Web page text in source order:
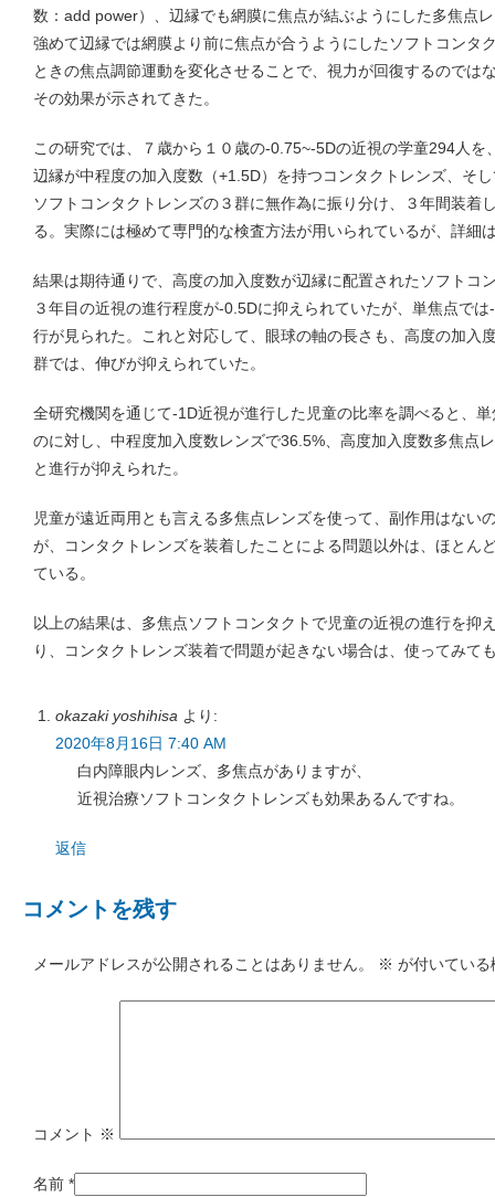
数：add power）、辺縁でも網膜に焦点が結ぶようにした多焦点
強めて辺縁では網膜より前に焦点が合うようにしたソフトコンタ
ときの焦点調節運動を変化させることで、視力が回復するのでは
その効果が示されてきた。
この研究では、７歳から１０歳の-0.75~-5Dの近視の学童294人を
辺縁が中程度の加入度数（+1.5D）を持つコンタクトレンズ、そ
ソフトコンタクトレンズの３群に無作為に振り分け、３年間装着
る。実際には極めて専門的な検査方法が用いられているが、詳細
結果は期待通りで、高度の加入度数が辺縁に配置されたソフトコ
３年目の近視の進行程度が-0.5Dに抑えられていたが、単焦点で
行が見られた。これと対応して、眼球の軸の長さも、高度の加入
群では、伸びが抑えられていた。
全研究機関を通じて-1D近視が進行した児童の比率を調べると、
のに対し、中程度加入度数レンズで36.5%、高度加入度数多焦点
と進行が抑えられた。
児童が遠近両用とも言える多焦点レンズを使って、副作用はない
が、コンタクトレンズを装着したことによる問題以外は、ほとん
ている。
以上の結果は、多焦点ソフトコンタクトで児童の近視の進行を抑
り、コンタクトレンズ装着で問題が起きない場合は、使ってみて
okazaki yoshihisa より:
2020年8月16日 7:40 AM
白内障眼内レンズ、多焦点がありますが、
近視治療ソフトコンタクトレンズも効果あるんですね。
返信
コメントを残す
メールアドレスが公開されることはありません。 ※ が付いてい
コメント ※
名前 *